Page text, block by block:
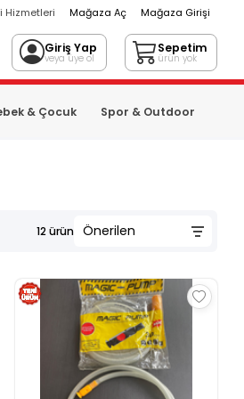
Hizmetleri Mağaza Aç Mağaza Girişi
Giriş Yap
veya üye ol
Sepetim
ürün yok
& Çocuk Spor & Outdoor
12ürün